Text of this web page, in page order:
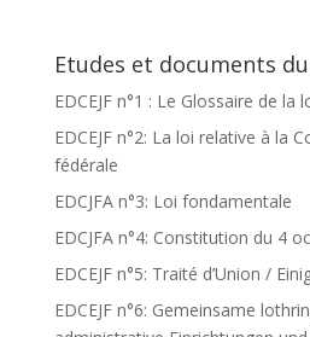
Etudes et documents du
EDCEJF n°1 : Le Glossaire de
EDCEJF n°2: La loi relative à la
fédérale
EDCJFA n°3: Loi fondamentale
EDCJFA n°4: Constitution du 4
EDCEJF n°5: Traité d’Union /
EDCEJF n°6: Gemeinsame